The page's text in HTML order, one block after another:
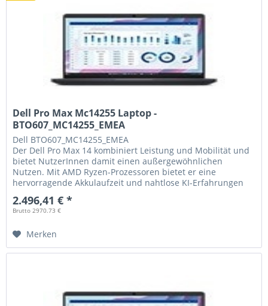
Dell Pro Max Mc14255 Laptop -
BTO607_MC14255_EMEA
Dell BTO607_MC14255_EMEA
Der Dell Pro Max 14 kombiniert Leistung und Mobilität und
bietet NutzerInnen damit einen außergewöhnlichen
Nutzen. Mit AMD Ryzen-Prozessoren bietet er eine
hervorragende Akkulaufzeit und nahtlose KI-Erfahrungen
2.496,41 € *
Brutto 2970.73 €
Merken